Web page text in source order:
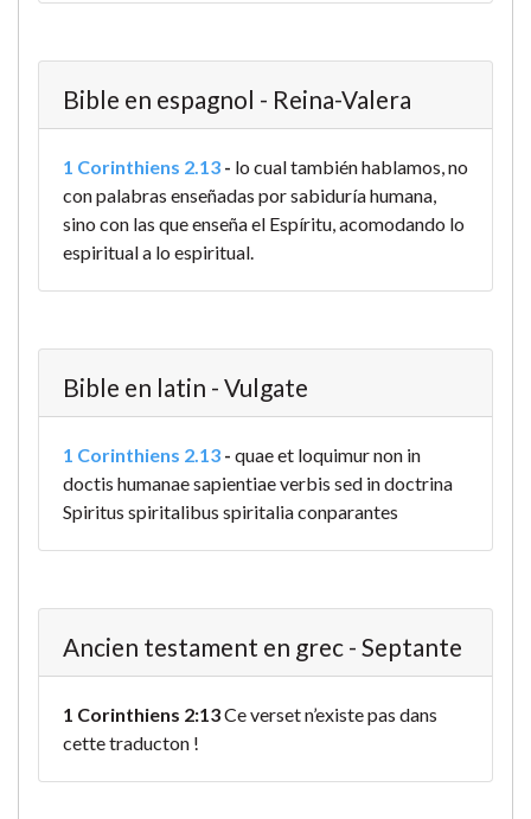
Bible en espagnol - Reina-Valera
1 Corinthiens 2.13 - lo cual también hablamos, no
con palabras enseñadas por sabiduría humana,
sino con las que enseña el Espíritu, acomodando lo
espiritual a lo espiritual.
Bible en latin - Vulgate
1 Corinthiens 2.13 - quae et loquimur non in
doctis humanae sapientiae verbis sed in doctrina
Spiritus spiritalibus spiritalia conparantes
Ancien testament en grec - Septante
1 Corinthiens 2:13Ce verset n’existe pas dans
cette traducton !